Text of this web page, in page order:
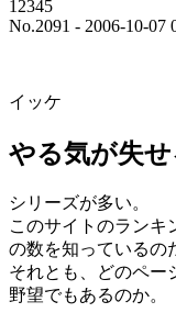
12345
No.2091 - 2006-10-07
イッケ
やる気が失せ
シリーズが多い。
このサイトのランキ
の数を知っているの
それとも、どのペー
野望でもあるのか。